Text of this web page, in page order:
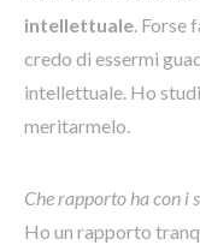
intellettuale .
credo di essermi
intellettuale. Ho
meritarmelo.
Che rapporto ha con i
Ho un rapporto